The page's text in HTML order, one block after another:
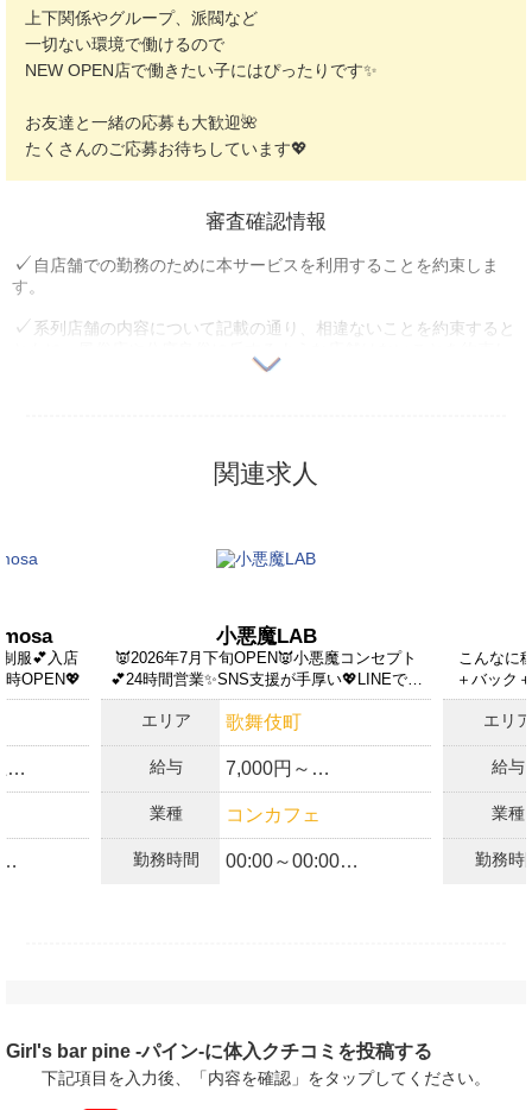
上下関係やグループ、派閥など
一切ない環境で働けるので
NEW OPEN店で働きたい子にはぴったりです✨
お友達と一緒の応募も大歓迎🌺
たくさんのご応募お待ちしています💖
審査確認情報
自店舗での勤務のために本サービスを利用することを約束しま
す。
系列店舗の内容について記載の通り、相違ないことを約束すると
ユーザー苦情等トラブル発生時には利用できなくなる可能性があ
過去1年以内に求人媒体ご利用料金の1ケ月以上の支払い遅れや未
払いは発生していません。
上記の内容について記載のとおり相違ないことを約束するととも
に、今後公開するお仕事情報が実勤務と相違ないことを保証しま
す。
上記の内容が変更になった場合は、速やかに体入がるる運営事務
局に連絡することを約束します。
関連求人
服💕入店
時OPEN💖
小悪魔LAB
👿2026年7月下旬OPEN👿小悪魔コンセプト
💕24時間営業✨SNS支援が手厚い💖LINEで面
接可✨
エリア 歌舞伎町
給与 7,000円～
❤️全額日払いOK
❤️面接交通費支給（We
業種 コンカフェ
勤務時間 00:00～00:00
❤️土曜日営業あり
❤️何回か体験入店OK
こんなに
＋バック
エリア
給与
業種
勤務時
Girl's bar pine -パイン-に体入クチコミを投稿する
下記項目を入力後、「内容を確認」をタップしてください。